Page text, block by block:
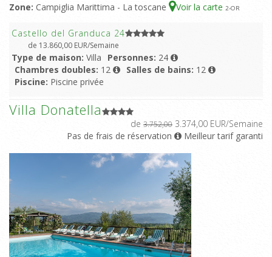
Zone: Campiglia Marittima - La toscane Voir la carte 2-OR
Castello del Granduca 24
de 13.860,00 EUR/Semaine
Type de maison: Villa Personnes: 24
Chambres doubles: 12 Salles de bains: 12
Piscine: Piscine privée
Villa Donatella
de 3.752,00 3.374,00 EUR/Semaine
Pas de frais de réservation
Meilleur tarif garanti